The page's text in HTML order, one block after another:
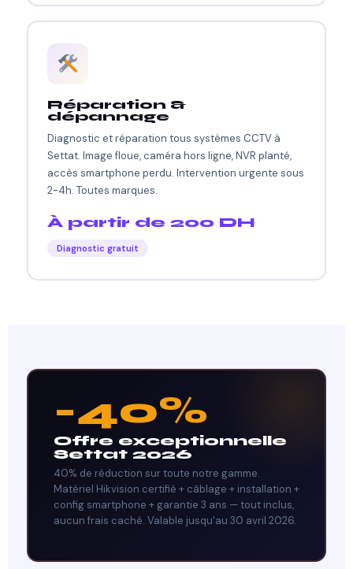
Réparation &
dépannage
Diagnostic et réparation tous systèmes CCTV à
Settat. Image floue, caméra hors ligne, NVR planté,
accès smartphone perdu. Intervention urgente sous
2-4h. Toutes marques.
À partir de 200 DH
Diagnostic gratuit
-40%
Offre exceptionnelle
Settat 2026
40% de réduction sur toute notre gamme.
Matériel Hikvision certifié + câblage + installation +
config smartphone + garantie 3 ans — tout inclus,
aucun frais caché. Valable jusqu'au 30 avril 2026.